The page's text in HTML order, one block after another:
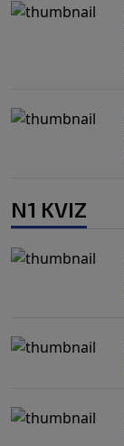
N1 KVIZ